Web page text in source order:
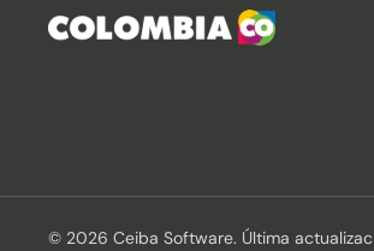
© 2026 Ceiba Software. Última